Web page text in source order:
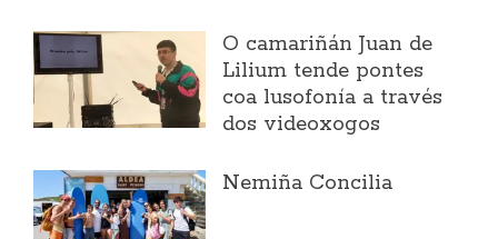
O camariñán Juan de
Lilium tende pontes
coa lusofonía a través
dos videoxogos
Nemiña Concilia